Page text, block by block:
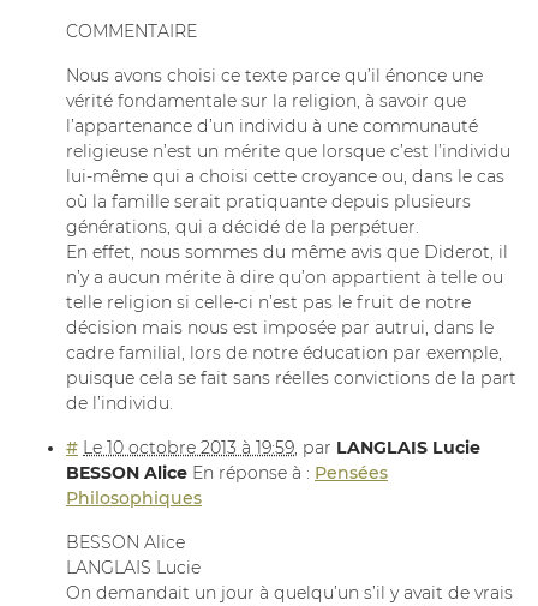
COMMENTAIRE
Nous avons choisi ce texte parce qu’il énonce une
vérité fondamentale sur la religion, à savoir que
l’appartenance d’un individu à une communauté
religieuse n’est un mérite que lorsque c’est l’individu
lui-même qui a choisi cette croyance ou, dans le cas
où la famille serait pratiquante depuis plusieurs
générations, qui a décidé de la perpétuer.
En effet, nous sommes du même avis que Diderot, il
n’y a aucun mérite à dire qu’on appartient à telle ou
telle religion si celle-ci n’est pas le fruit de notre
décision mais nous est imposée par autrui, dans le
cadre familial, lors de notre éducation par exemple,
puisque cela se fait sans réelles convictions de la part
de l’individu.
# Le 10 octobre 2013 à 19:59, par LANGLAIS Lucie
BESSON Alice En réponse à : Pensées
Philosophiques
BESSON Alice
LANGLAIS Lucie
On demandait un jour à quelqu’un s’il y avait de vrais